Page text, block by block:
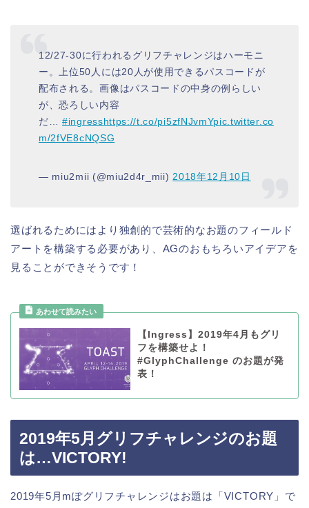
12/27-30に行われるグリフチャレンジはハーモニ
ー。上位50人には20人が使用できるパスコードが
配布される。画像はパスコードの中身の例らしい
が、恐ろしい内容
だ…#ingresshttps://t.co/pi5zfNJvmYpic.twitter.co
m/2fVE8cNQSG
— miu2mii (@miu2d4r_mii) 2018年12月10日
選ばれるためにはより独創的で芸術的なお題のフィールド
アートを構築する必要があり、AGのおもちろいアイデアを
見ることができそうです！
【Ingress】2019年4月もグリ
フを構築せよ！
#GlyphChallenge のお題が発
表！
2019年5月グリフチャレンジのお題
は…VICTORY!
2019年5月mぽグリフチャレンジはお題は「VICTORY」で